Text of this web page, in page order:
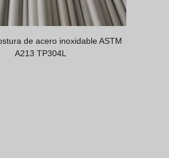
de acero inoxidable ASTM
A213 TP304L